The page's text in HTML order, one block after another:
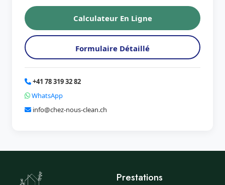
Calculateur En Ligne
Formulaire Détaillé
+41 78 319 32 82
WhatsApp
info@chez-nous-clean.ch
Prestations